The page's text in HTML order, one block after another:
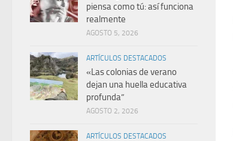
piensa como tú: así funciona
realmente
AGOSTO 5, 2026
ARTÍCULOS DESTACADOS
«Las colonias de verano
dejan una huella educativa
profunda”
AGOSTO 2, 2026
ARTÍCULOS DESTACADOS